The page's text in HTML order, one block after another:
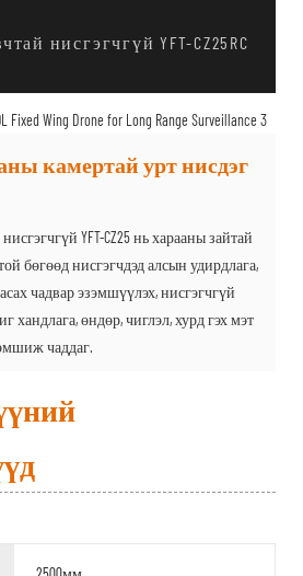
нисгэгчгүй YFT-CZ25RC
камертай урт нисдэг
YFT-CZ25 нь харааны зайтай
бөгөөд нисгэгчдэд алсын удирдлага,
чадвар эзэмшүүлэх, нисгэгчгүй
хандлага, өндөр, чиглэл, хурд гэх мэт
чаддаг.